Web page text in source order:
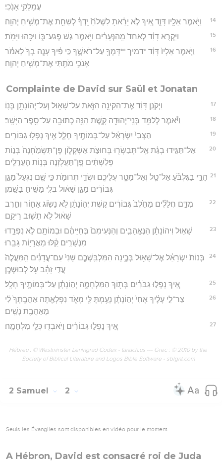
עֲמָלֵקִ֖י אָנֹֽכִי׃
14 וַיֹּ֥אמֶר אֵלָ֖יו דָּוִ֑ד אֵ֚יךְ לֹ֣א יָרֵ֔אתָ לִשְׁלֹ֙חַ֙ יָֽדְךָ֔ לְשַׁחֵ֖ת אֶת־מְשִׁ֥יחַ יְהוָֽה׃
15 וַיִּקְרָ֣א דָוִ֗ד לְאַחַד֙ מֵֽהַנְּעָרִ֔ים וַיֹּ֖אמֶר גַּ֣שׁ פְּגַע־בּ֑וֹ וַיַּכֵּ֖הוּ וַיָּמֹֽת׃
16
וַיֹּ֤אמֶר אֵלָיו֙ דָּוִ֔ד *דמיך **דָּמְךָ֖ עַל־רֹאשֶׁ֑ךָ כִּ֣י פִ֗יךָ עָנָ֤ה בְךָ֙ לֵאמֹ֔ר
אָנֹכִ֥י מֹתַ֖תִּי אֶת־מְשִׁ֥יחַ יְהוָֽה׃
Complainte de David sur Saül et Jonatan
17 וַיְקֹנֵ֣ן דָּוִ֔ד אֶת־הַקִּינָ֖ה הַזֹּ֑את עַל־שָׁא֖וּל וְעַל־יְהוֹנָתָ֥ן בְּנֽוֹ׃
18 וַיֹּ֕אמֶר לְלַמֵּ֥ד בְּנֵֽי־יְהוּדָ֖ה קָ֑שֶׁת הִנֵּ֥ה כְתוּבָ֖ה עַל־סֵ֥פֶר הַיָּשָֽׁר׃
19 הַצְּבִי֙ יִשְׂרָאֵ֔ל עַל־בָּמוֹתֶ֖יךָ חָלָ֑ל אֵ֖יךְ נָפְל֥וּ גִבּוֹרִֽים׃
20
אַל־תַּגִּ֣ידוּ בְגַ֔ת אַֽל־תְּבַשְּׂר֖וּ בְּחוּצֹ֣ת אַשְׁקְל֑וֹן פֶּן־תִּשְׂמַ֙חְנָה֙ בְּנ֣וֹת
פְּלִשְׁתִּ֔ים פֶּֽן־תַּעֲלֹ֖זְנָה בְּנ֥וֹת הָעֲרֵלִֽים׃
21 הָרֵ֣י בַגִּלְבֹּ֗עַ אַל־טַ֧ל וְאַל־מָטָ֛ר עֲלֵיכֶ֖ם וּשְׂדֵ֣י תְרוּמֹ֑ת כִּ֣י שָׁ֤ם נִגְעַל֙ מָגֵ֣ן
גִּבּוֹרִ֔ים מָגֵ֣ן שָׁא֔וּל בְּלִ֖י מָשִׁ֥יחַ בַּשָּֽׁמֶן׃
22
מִדַּ֣ם חֲלָלִ֗ים מֵחֵ֙לֶב֙ גִּבּוֹרִ֔ים קֶ֚שֶׁת יְה֣וֹנָתָ֔ן לֹ֥א נָשׂ֖וֹג אָח֑וֹר וְחֶ֣רֶב
שָׁא֔וּל לֹ֥א תָשׁ֖וּב רֵיקָֽם׃
23
שָׁא֣וּל וִיהוֹנָתָ֗ן הַנֶּאֱהָבִ֤ים וְהַנְּעִימִם֙ בְּחַיֵּיהֶ֔ם וּבְמוֹתָ֖ם לֹ֣א נִפְרָ֑דוּ
מִנְּשָׁרִ֣ים קַ֔לּוּ מֵאֲרָי֖וֹת גָּבֵֽרוּ׃
24
בְּנוֹת֙ יִשְׂרָאֵ֔ל אֶל־שָׁא֖וּל בְּכֶ֑ינָה הַמַּלְבִּֽשְׁכֶ֤ם שָׁנִי֙ עִם־עֲדָנִ֔ים הַֽמַּעֲלֶה֙
עֲדִ֣י זָהָ֔ב עַ֖ל לְבוּשְׁכֶֽן׃
25 אֵ֚יךְ נָפְל֣וּ גִבֹּרִ֔ים בְּת֖וֹךְ הַמִּלְחָמָ֑ה יְה֣וֹנָתָ֔ן עַל־בָּמוֹתֶ֖יךָ חָלָֽל׃
26
צַר־לִ֣י עָלֶ֗יךָ אָחִי֙ יְה֣וֹנָתָ֔ן נָעַ֥מְתָּ לִּ֖י מְאֹ֑ד נִפְלְאַ֤תָה אַהֲבָֽתְךָ֙ לִ֔י
מֵאַהֲבַ֖ת נָשִֽׁים׃
27 אֵ֚יךְ נָפְל֣וּ גִבּוֹרִ֔ים וַיֹּאבְד֖וּ כְּלֵ֥י מִלְחָמָֽה׃
Hébreu : © Westminster Leningrad Codex - tanach.us --- Grec : © 2010 by the
Society of Biblical Literature and Logos Bible Software - sblgnt.com
2 Samuel 2
Seuls les Évangiles sont disponibles en vidéo pour le moment.
A Hébron, David est consacré roi de Juda